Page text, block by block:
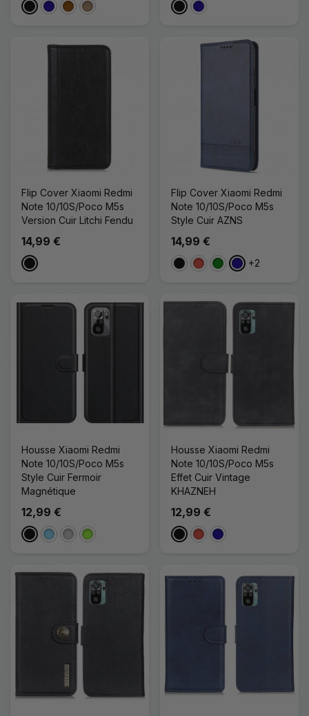
NoirBleu Foncé
MarronTaupe NoirBleu Foncé
Flip Cover Xiaomi Redmi
Note 10/10S/Poco M5s
Version Cuir Litchi Fendu
14,99 €
Noir
Flip Cover Xiaomi Redmi
Note 10/10S/Poco M5s
Style Cuir AZNS
14,99 €
NoirRougeVertBleu Foncé
+2
Housse Xiaomi Redmi
Note 10/10S/Poco M5s
Style Cuir Fermoir
Magnétique
12,99 €
NoirBleu Clair
ArgentéVert Pomme
Housse Xiaomi Redmi
Note 10/10S/Poco M5s
Effet Cuir Vintage
KHAZNEH
12,99 €
NoirRougeBleu Foncé